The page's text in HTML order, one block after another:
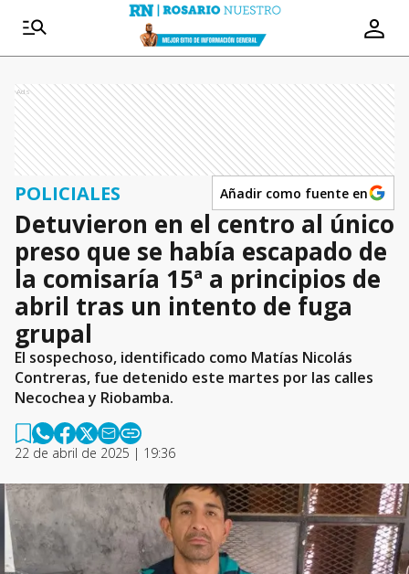
Ads
POLICIALES Añadir como fuente en
Detuvieron en el centro al único
preso que se había escapado de
la comisaría 15ª a principios de
abril tras un intento de fuga
grupal
El sospechoso, identificado como Matías Nicolás
Contreras, fue detenido este martes por las calles
Necochea y Riobamba.
22 de abril de 2025 | 19:36